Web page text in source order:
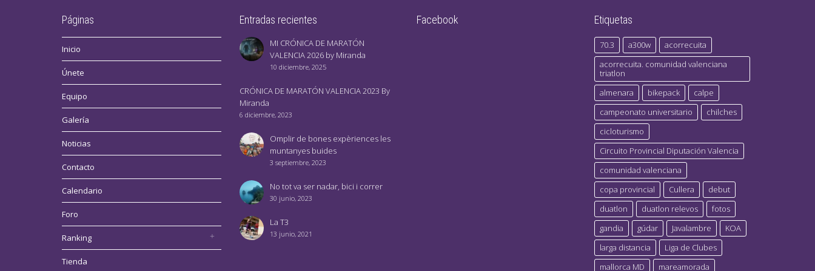
Páginas
Inicio
Únete
Equipo
Galería
Noticias
Contacto
Calendario
Foro
Ranking
Tienda
Entradas recientes
MI CRÓNICA DE MARATÓN
VALENCIA 2026 by Miranda
10 diciembre, 2025
CRÓNICA DE MARATÓN VALENCIA 2023 By
Miranda
6 diciembre, 2023
Omplir de bones expèriences les
muntanyes buides
3 septiembre, 2023
No tot va ser nadar, bici i correr
30 junio, 2023
La T3
13 junio, 2021
Facebook Etiquetas
70.3 a300w
acorrecuita
acorrecuita. comunidad valenciana
triatlon
almenara
bikepack
calpe
campeonato universitario
chilches
cicloturismo
Circuito Provincial Diputación Valencia
comunidad valenciana
copa provincial
Cullera
debut
duatlon
duatlon relevos
fotos
gandia
gúdar Javalambre
KOA
larga distancia
Liga de Clubes
mallorca MD
mareamorada